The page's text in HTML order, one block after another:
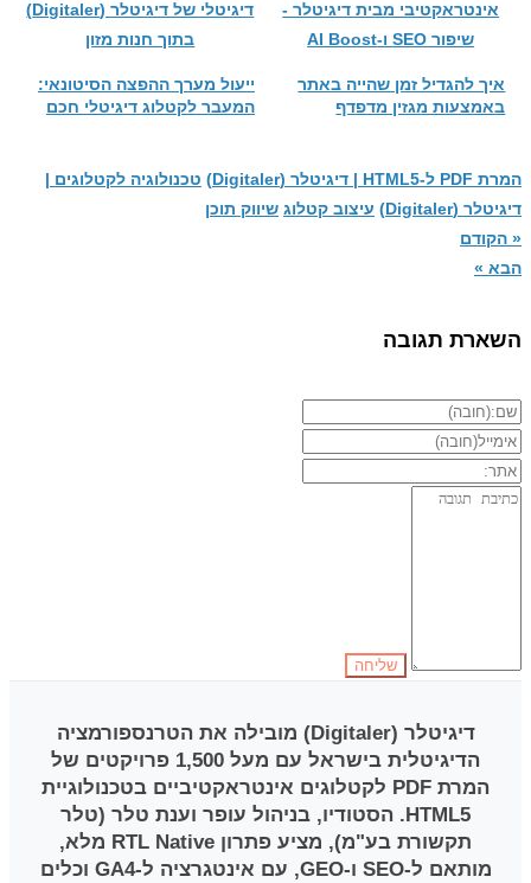
איך להגדיל זמן שהייה באתר
באמצעות מגזין מדפדף
ייעול מערך ההפצה הסיטונאי:
המעבר לקטלוג דיגיטלי חכם
המרת PDF ל-HTML5 | דיגיטלר (Digitaler)
טכנולוגיה לקטלוגים |
דיגיטלר (Digitaler)
עיצוב קטלוג שיווק תוכן
« הקודם
הבא »
השארת תגובה
דיגיטלר (Digitaler)
מובילה את הטרנספורמציה
הדיגיטלית בישראל עם מעל 1,500 פרויקטים של
המרת PDF לקטלוגים אינטראקטיביים בטכנולוגיית
HTML5. הסטודיו, בניהול עופר וענת טלר (טלר
תקשורת בע"מ), מציע פתרון RTL Native מלא,
מותאם ל-SEO ו-GEO, עם אינטגרציה ל-GA4 וכלים